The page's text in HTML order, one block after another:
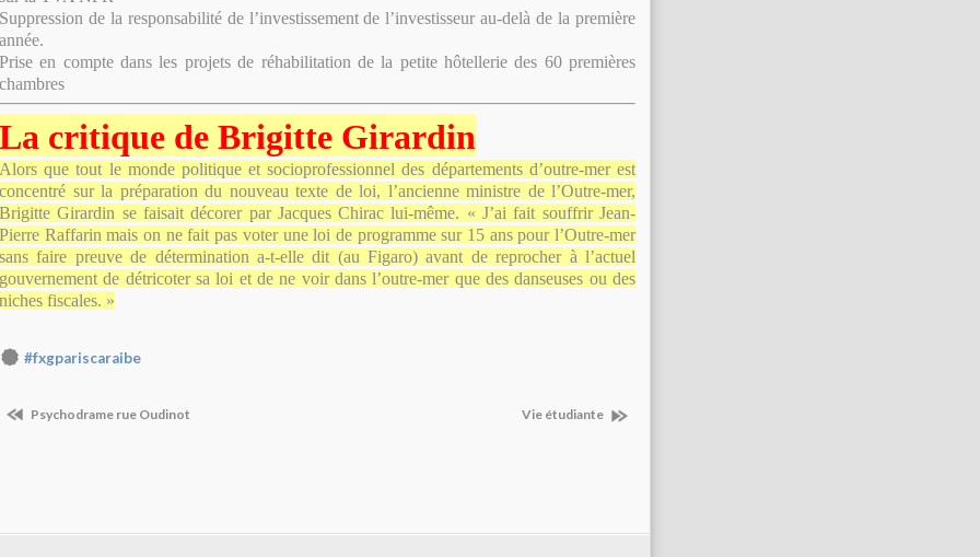
Suppression de la responsabilité de l’investissement de l’investisseur au-delà de la première
année.
Prise en compte dans les projets de réhabilitation de la petite hôtellerie des 60 premières
chambres
La critique de Brigitte Girardin
Alors que tout le monde politique et socioprofessionnel des départements d’outre-mer est
concentré sur la préparation du nouveau texte de loi, l’ancienne ministre de l’Outre-mer,
Brigitte Girardin se faisait décorer par Jacques Chirac lui-même. « J’ai fait souffrir Jean-
Pierre Raffarin mais on ne fait pas voter une loi de programme sur 15 ans pour l’Outre-mer
sans faire preuve de détermination a-t-elle dit (au Figaro) avant de reprocher à l’actuel
gouvernement de détricoter sa loi et de ne voir dans l’outre-mer que des danseuses ou des
niches fiscales. »
#fxgpariscaraibe
Psychodrame rue Oudinot Vie étudiante